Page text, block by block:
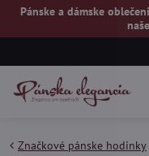
Pánske a dámske
Značkové pánske hodinky